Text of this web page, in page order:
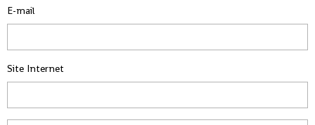
E-mail
Site Internet